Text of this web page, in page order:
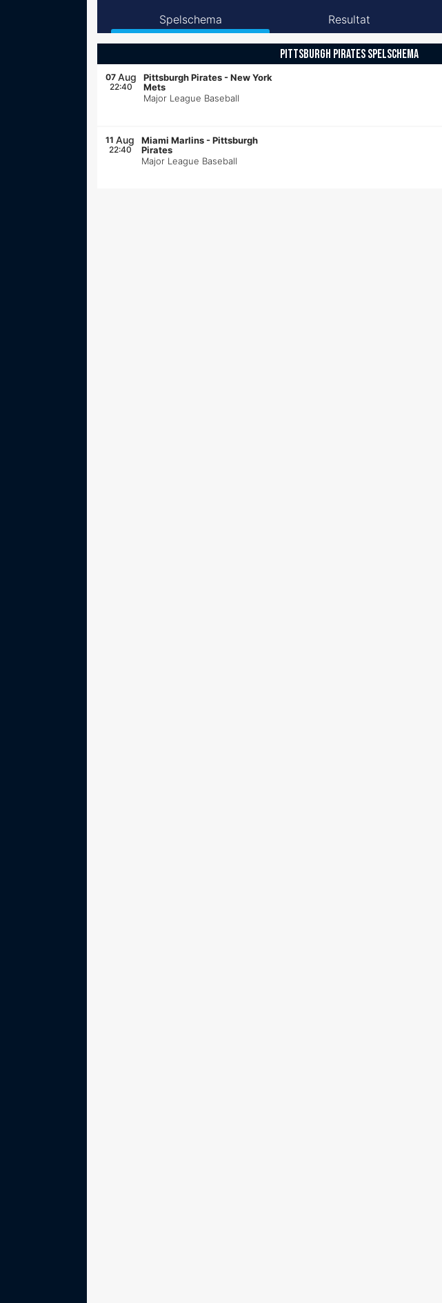
Spelschema Resultat
PITTSBURGH PIRATES SPELSCHEMA
07 Aug
22:40
Pittsburgh Pirates -New York
Mets
Major League Baseball
11 Aug
22:40
Miami Marlins -Pittsburgh
Pirates
Major League Baseball